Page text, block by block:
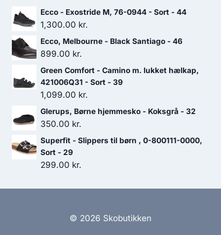
299.00 kr..209.30 kr..
Ecco - Exostride M, 76-0944 - Sort - 44
1,300.00 kr.
Ecco, Melbourne - Black Santiago - 46
899.00 kr.
Green Comfort - Camino m. lukket hælkap,
421006Q31 - Sort - 39
1,099.00 kr.
Glerups, Børne hjemmesko - Koksgrå - 32
350.00 kr.
Superfit - Slippers til børn , 0-800111-0000,
Sort - 29
299.00 kr.
© 2026 Skobutikken